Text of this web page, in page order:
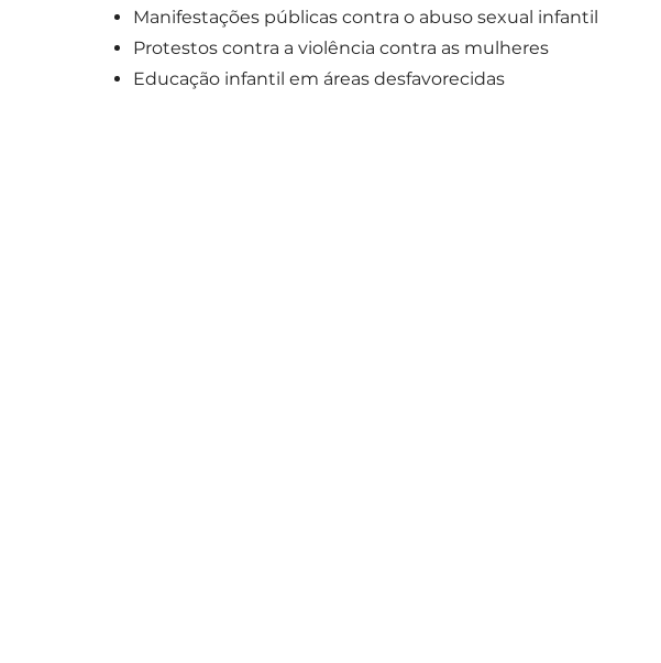
Manifestações públicas contra o abuso sexual infantil
Protestos contra a violência contra as mulheres
Educação infantil em áreas desfavorecidas